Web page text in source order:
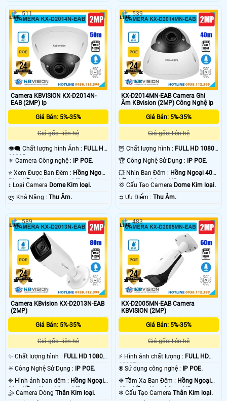
Camera KBVISION KX-D2014N-
EAB (2MP) Ip
Giá Bán: 5%-35%
Giá gốc: liên hệ
👁️‍🗨 Chất lượng hình Ảnh : FULL HD
1080P .
⚜️ Camera Công nghệ :
IP POE.
⭐ Xem Được Ban Đêm : Hồng Ngoại
50m Hồng Ngoại Smart IR.
↕️ Loại Camera Dome Kim loại.
️ლ Khả Năng : Thu Âm.
511
KX-D2014MN-EAB Camera Ghi
Âm KBvision (2MP) Công Nghệ Ip
Giá Bán: 5%-35%
Giá gốc: liên hệ
🦉 Chất lượng hình : FULL HD 1080P
.
🏆 Công Nghệ Sử Dụng :
IP POE.
💥 Nhìn Ban Đêm : Hồng Ngoại 40m
Hồng Ngoại Smart IR.
💢 Cấu Tạo Camera Dome Kim loại.
️➲ Ưu Điểm :Thu Âm.
539
Camera KBvision KX-D2013N-EAB
(2MP)
Giá Bán: 5%-35%
Giá gốc: liên hệ
✨ Chất lượng hình : FULL HD 1080P
.
✳️ Công Nghệ Sử Dụng :
IP POE.
❈ Hình ảnh ban đêm : Hồng Ngoại
80m Hồng Ngoại Smart IR.
🤹 Camera Dòng Thân Kim loại.
589
KX-D2005MN-EAB Camera
KBVISION (2MP)
Giá Bán: 5%-35%
Giá gốc: liên hệ
️⚡ Hình ảnh chất lượng : FULL HD
1080P .
®️ Sử dụng công nghệ :
IP POE.
❈ Tầm Xa Ban Đêm : Hồng Ngoại
60m Hồng Ngoại Smart IR.
❄ Cấu Tạo CameraThân Kim loại.
483